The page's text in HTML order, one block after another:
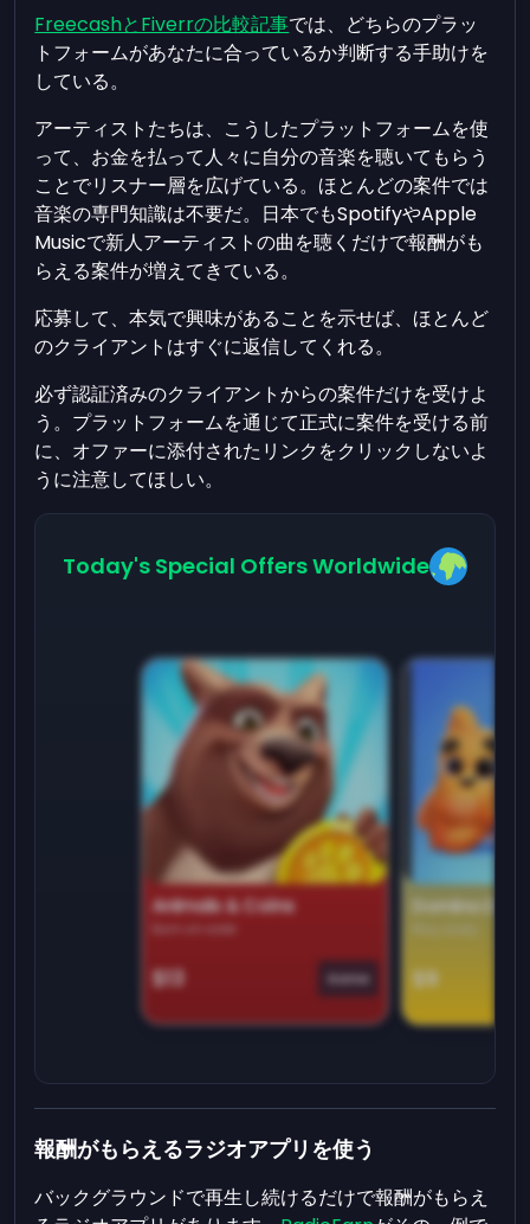
FreecashとFiverrの比較記事では、どちらのプラッ
トフォームがあなたに合っているか判断する手助けを
している。
アーティストたちは、こうしたプラットフォームを使
って、お金を払って人々に自分の音楽を聴いてもらう
ことでリスナー層を広げている。ほとんどの案件では
音楽の専門知識は不要だ。日本でもSpotifyやApple
Musicで新人アーティストの曲を聴くだけで報酬がも
らえる案件が増えてきている。
応募して、本気で興味があることを示せば、ほとんど
のクライアントはすぐに返信してくれる。
必ず認証済みのクライアントからの案件だけを受けよ
う。プラットフォームを通じて正式に案件を受ける前
に、オファーに添付されたリンクをクリックしないよ
うに注意してほしい。
Today's Special Offers Worldwide
Animals & Coins
$13 Game
Domino
$9
報酬がもらえるラジオアプリを使う
バックグラウンドで再生し続けるだけで報酬がもらえ